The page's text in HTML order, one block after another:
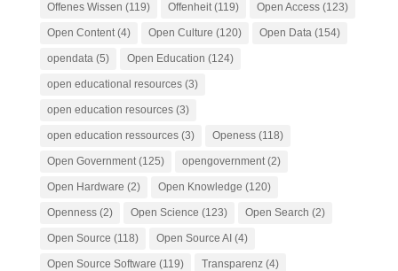
Offenes Wissen (119) Offenheit(119) Open Access(123)
Open Content(4) Open Culture (120) Open Data(154)
opendata(5) Open Education (124)
open educational resources(3)
open education resources(3)
open education ressources(3) Openess(118)
Open Government(125) opengovernment(2)
Open Hardware (2) Open Knowledge (120)
Openness(2) Open Science (123) Open Search (2)
Open Source (118) Open Source AI (4)
Open Source Software (119) Transparenz(4)